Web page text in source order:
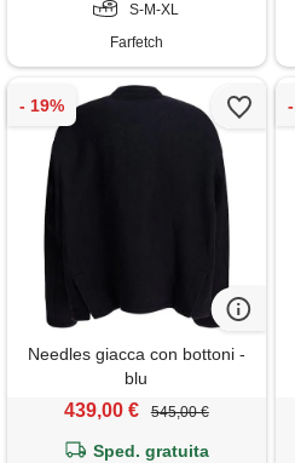
S-M-XL
Farfetch
Needles giacca con bottoni -
blu
439,00 € 545,00 €
Sped. gratuita